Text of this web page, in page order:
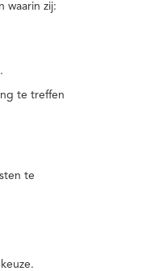
waarin zij:
te treffen
te